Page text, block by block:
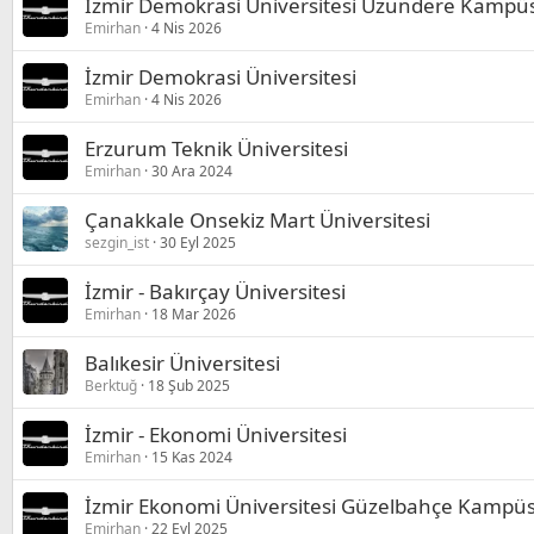
Emirhan 4 Nis 2026
İzmir Demokrasi Üniversitesi
Emirhan 4 Nis 2026
Erzurum Teknik Üniversitesi
Emirhan 30 Ara 2024
Çanakkale Onsekiz Mart Üniversitesi
sezgin_ist 30 Eyl 2025
İzmir - Bakırçay Üniversitesi
Emirhan 18 Mar 2026
Balıkesir Üniversitesi
Berktuğ 18 Şub 2025
İzmir - Ekonomi Üniversitesi
Emirhan 15 Kas 2024
İzmir Ekonomi Üniversitesi Güzelbahçe
Emirhan 22 Eyl 2025